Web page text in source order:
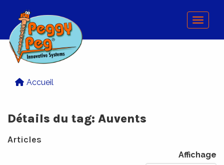
Menu
Accueil
Détails du tag: Auvents
Articles
Affichage